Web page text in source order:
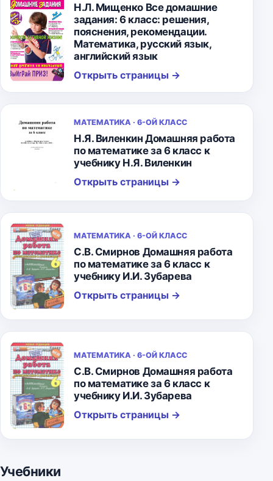
Н.Л. Мищенко Все домашние
задания: 6 класс: решения,
пояснения, рекомендации.
Математика, русский язык,
английский язык
Открыть страницы →
МАТЕМАТИКА · 6-ОЙ КЛАСС
Н.Я. Виленкин Домашняя работа
по математике за 6 класс к
учебнику Н.Я. Виленкин
Открыть страницы →
МАТЕМАТИКА · 6-ОЙ КЛАСС
С.В. Смирнов Домашняя работа
по математике за 6 класс к
учебнику И.И. Зубарева
Открыть страницы →
МАТЕМАТИКА · 6-ОЙ КЛАСС
С.В. Смирнов Домашняя работа
по математике за 6 класс к
учебнику И.И. Зубарева
Открыть страницы →
Учебники